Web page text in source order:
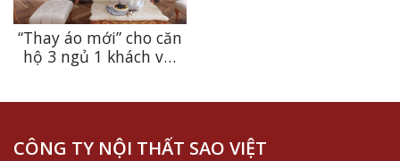
“Thay áo mới” cho căn
hộ 3 ngủ 1 khách với
CÔNG TY NỘI THẤT SAO VIỆT